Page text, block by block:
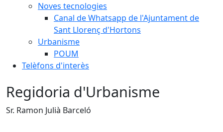
Noves tecnologies
Canal de Whatsapp de l'Ajuntament de
Sant Llorenç d'Hortons
Urbanisme
POUM
Telèfons d'interès
Regidoria d'Urbanisme
Sr. Ramon Julià Barceló